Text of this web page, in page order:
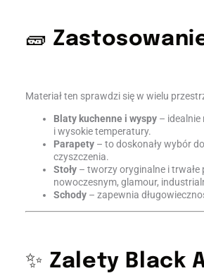
🧱
Materiał ten sprawdzi się w wielu
Blaty kuchenne i wyspy – idealnie
i wysokie temperatury.
Parapety – to doskonały wybór
czyszczenia.
Stoły – tworzy oryginalne i
nowoczesnym, glamour,
Schody – zapewnia
✨ Zalety Black